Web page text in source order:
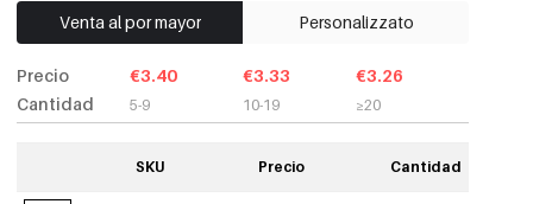
Venta al por mayor Personalizzato
Precio
Cantidad
€3.40
5-9
€3.33
10-19
€3.26
≥20
SKU Precio Cantidad